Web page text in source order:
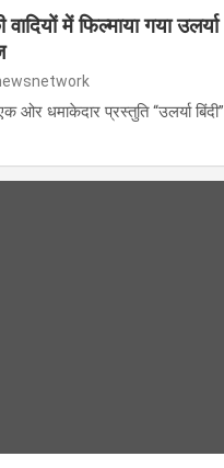
में फिल्माया गया उलर्या
ओर धमाकेदार प्रस्तुति “उलर्या बिंदी”